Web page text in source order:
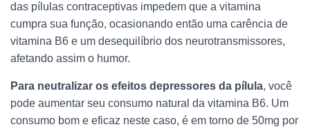
das pílulas contraceptivas impedem que a vitamina
cumpra sua função, ocasionando então uma carência de
vitamina B6 e um desequilíbrio dos neurotransmissores,
afetando assim o humor.
Para neutralizar os efeitos depressores da pílula, você
pode aumentar seu consumo natural da vitamina B6. Um
consumo bom e eficaz neste caso, é em torno de 50mg por